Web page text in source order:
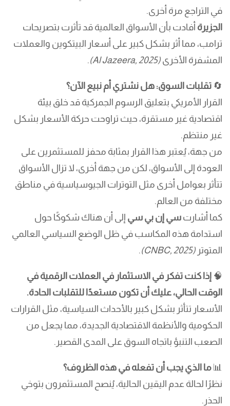
في التراجع مرة أخرى.
الجزيرة أفادت بأن الأسواق العالمية قد تأثرت بتصريحات
ترامب، مما أثر بشكل كبير على أسعار البيتكوين والعملات
المشفرة الأخرى (Al Jazeera, 2025)
.
🔄 تقلبات السوق: هل نشتري أم نبيع الآن؟
القرار الأمريكي بتعليق الرسوم الجمركية قد خلق بيئة
اقتصادية غير مستقرة، حيث تراوحت حركة الأسعار بشكل
غير منتظم.
من جهة، يُعتبر هذا القرار بمثابة محفز للمستثمرين على
العودة إلى الأسواق، لكن من جهة أخرى، لا تزال الأسواق
تتأثر بعوامل أخرى مثل التوترات الجيوسياسية في مناطق
مختلفة من العالم.
كما أشارت سي إن بي سي إلى أن هناك شكوكًا حول
استدامة هذه المكاسب في ظل الوضع السياسي العالمي
المتوتر (CNBC, 2025)
.
🧠 إذا كنت تفكر في الاستثمار في العملات الرقمية في
الوقت الحالي، عليك أن تكون مستعدًا للتقلبات الحادة.
الأسعار تتأثر بشكل كبير بالأحداث السياسية، مثل القرارات
الحكومية والأنظمة الاقتصادية الجديدة، مما يجعل من
الصعب التنبؤ باتجاه السوق على المدى القصير.
📊 ما الذي يجب أن تفعله في هذه الظروف؟
نظرًا لحالة عدم اليقين الحالية، يُنصح المستثمرون بتوخي
الحذر.